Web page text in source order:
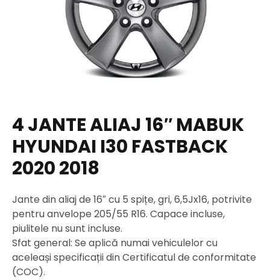
4 JANTE ALIAJ 16″ MABUK
HYUNDAI I30 FASTBACK
2020 2018
Jante din aliaj de 16″ cu 5 spițe, gri, 6,5Jx16, potrivite
pentru anvelope 205/55 R16. Capace incluse,
piulitele nu sunt incluse.
Sfat general: Se aplică numai vehiculelor cu
aceleași specificații din Certificatul de conformitate
(COC).